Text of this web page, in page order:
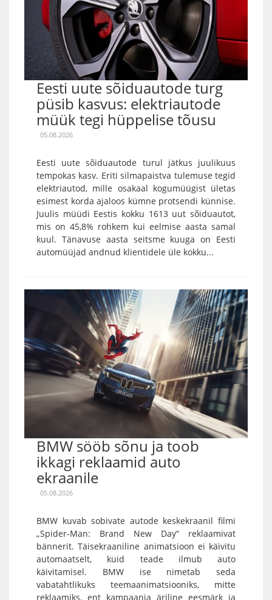
Eesti uute sõiduautode turg
püsib kasvus: elektriautode
müük tegi hüppelise tõusu
05.08.2026
Eesti uute sõiduautode turul jätkus juulikuus
tempokas kasv. Eriti silmapaistva tulemuse tegid
elektriautod, mille osakaal kogumüügist ületas
esimest korda ajaloos kümne protsendi künnise.
Juulis müüdi Eestis kokku 1613 uut sõiduautot,
mis on 45,8% rohkem kui eelmise aasta samal
kuul. Tänavuse aasta seitsme kuuga on Eesti
automüüjad andnud klientidele üle kokku...
BMW sööb sõnu ja toob
ikkagi reklaamid auto
ekraanile
05.08.2026
BMW kuvab sobivate autode keskekraanil filmi
„Spider-Man: Brand New Day“ reklaamivat
bännerit. Täisekraaniline animatsioon ei käivitu
automaatselt, kuid teade ilmub auto
käivitamisel. BMW ise nimetab seda
vabatahtlikuks teemaanimatsiooniks, mitte
reklaamiks, ent kampaania äriline eesmärk ja